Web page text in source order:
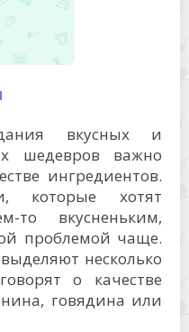
вкусных и
шедевров важно
ингредиентов.
которые хотят
то вкусненьким,
проблемой чаще.
несколько
о качестве
говядина или